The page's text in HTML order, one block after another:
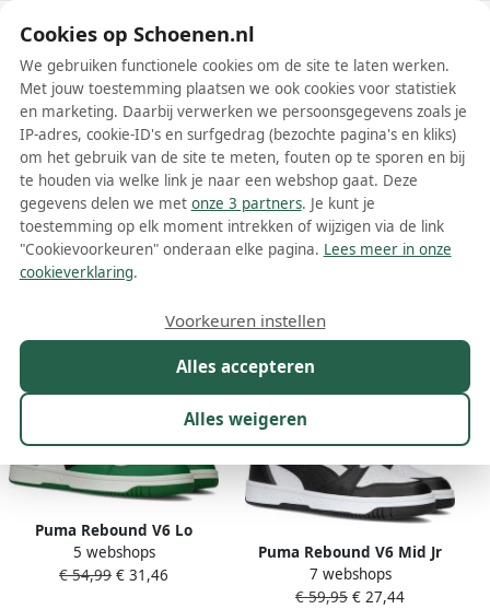
Schoenen.nl
Wis filters Alle filters
Puma veterschoenen
Meer lezen
42%
Puma Rebound V6 Lo
sneakers wit zwart groen
Leer Meerkleurig 26
5 webshops
€ 54,99 € 31,46
Puma Rebound V6 Mid Jr
White Black shadow Gray
(gs) Fashion sneakers
7 webshops
€ 59,95 € 27,44
Cookies op Schoenen.nl
We gebruiken functionele cookies om de site te laten werken.
Met jouw toestemming plaatsen we ook cookies voor statistiek
en marketing. Daarbij verwerken we persoonsgegevens zoals je
IP-adres, cookie-ID's en surfgedrag (bezochte pagina's en kliks)
om het gebruik van de site te meten, fouten op te sporen en bij
te houden via welke link je naar een webshop gaat. Deze
gegevens delen we met onze 3 partners. Je kunt je
toestemming op elk moment intrekken of wijzigen via de link
"Cookievoorkeuren" onderaan elke pagina. Lees meer in onze
cookieverklaring.
Alles accepteren
Alles weigeren
Voorkeuren instellen